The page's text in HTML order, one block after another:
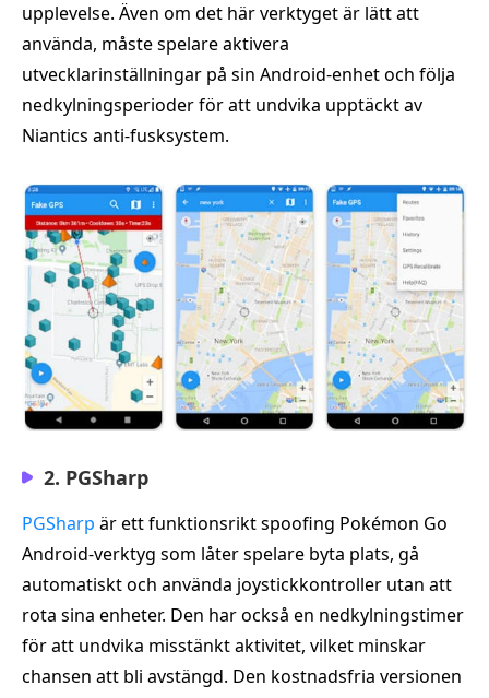
upplevelse. Även om det här verktyget är lätt att
använda, måste spelare aktivera
utvecklarinställningar på sin Android-enhet och följa
nedkylningsperioder för att undvika upptäckt av
Niantics anti-fusksystem.
2. PGSharp
PGSharp är ett funktionsrikt spoofing Pokémon Go
Android-verktyg som låter spelare byta plats, gå
automatiskt och använda joystickkontroller utan att
rota sina enheter. Den har också en nedkylningstimer
för att undvika misstänkt aktivitet, vilket minskar
chansen att bli avstängd. Den kostnadsfria versionen